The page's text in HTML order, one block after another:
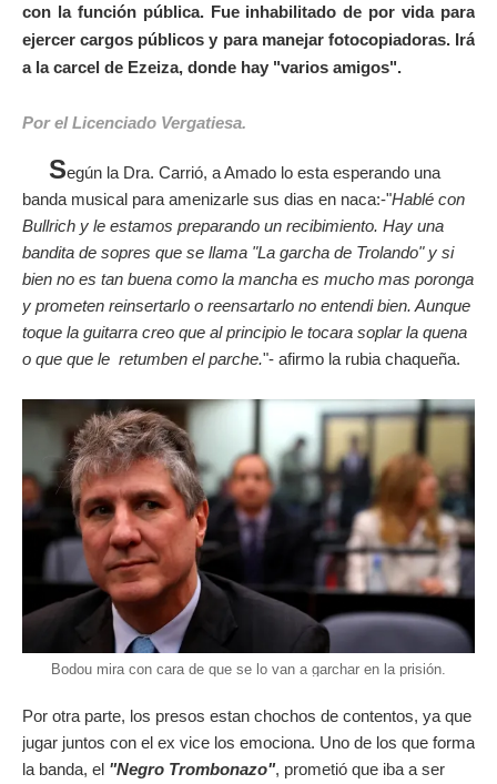
con la función pública. Fue inhabilitado de por vida para
ejercer cargos públicos y para manejar fotocopiadoras. Irá
a la carcel de Ezeiza, donde hay "varios amigos".
Por el Licenciado Vergatiesa.
Según la Dra. Carrió, a Amado lo esta esperando una
banda musical para amenizarle sus dias en naca:-"Hablé con
Bullrich y le estamos preparando un recibimiento. Hay una
bandita de sopres que se llama "La garcha de Trolando" y si
bien no es tan buena como la mancha es mucho mas poronga
y prometen reinsertarlo o reensartarlo no entendi bien. Aunque
toque la guitarra creo que al principio le tocara soplar la quena
o que que le retumben el parche."- afirmo la rubia chaqueña.
Bodou mira con cara de que se lo van a garchar en la prisión.
Por otra parte, los presos estan chochos de contentos, ya que
jugar juntos con el ex vice los emociona. Uno de los que forma
la banda, el "Negro Trombonazo", prometió que iba a ser